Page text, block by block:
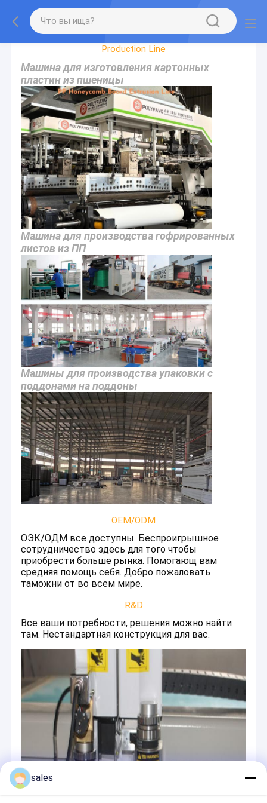
Production Line
Машина для изготовления картонных
пластин из пшеницы
Машина для производства гофрированных
листов из ПП
Машины для производства упаковки с
поддонами на поддоны
OEM/ODM
ОЭК/ОДМ все доступны. Беспроигрышное
сотрудничество здесь для того чтобы
приобрести больше рынка. Помогающ вам
средняя помощь себя. Добро пожаловать
таможни от во всем мире.
R&D
Все ваши потребности, решения можно найти
там. Нестандартная конструкция для вас.
sales